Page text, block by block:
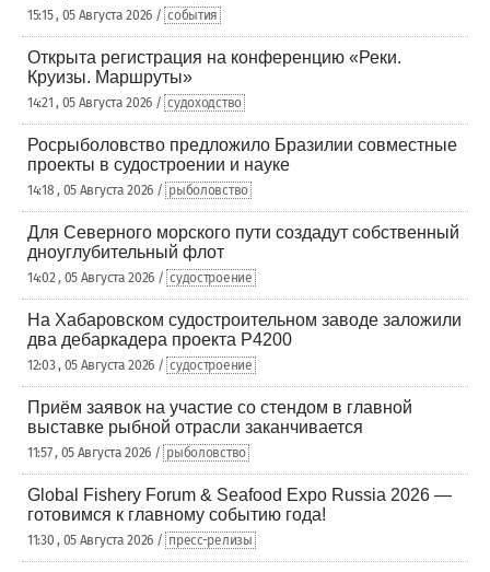
15:15 , 05 Августа 2026 / события
Открыта регистрация на конференцию «Реки.
Круизы. Маршруты»
14:21 , 05 Августа 2026 / судоходство
Росрыболовство предложило Бразилии совместные
проекты в судостроении и науке
14:18 , 05 Августа 2026 / рыболовство
Для Северного морского пути создадут собственный
дноуглубительный флот
14:02 , 05 Августа 2026 / судостроение
На Хабаровском судостроительном заводе заложили
два дебаркадера проекта Р4200
12:03 , 05 Августа 2026 / судостроение
Приём заявок на участие со стендом в главной
выставке рыбной отрасли заканчивается
11:57 , 05 Августа 2026 / рыболовство
Global Fishery Forum & Seafood Expo Russia 2026 —
готовимся к главному событию года!
11:30 , 05 Августа 2026 / пресс-релизы